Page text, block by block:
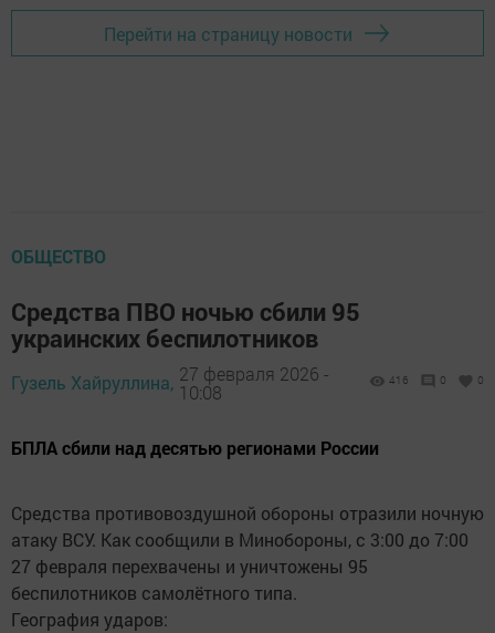
Перейти на страницу новости
ОБЩЕСТВО
Средства ПВО ночью сбили 95
украинских беспилотников
Гузель Хайруллина, 27 февраля 2026 -
10:08
416 0 0
БПЛА сбили над десятью регионами России
Средства противовоздушной обороны отразили ночную
атаку ВСУ. Как сообщили в Минобороны, с 3:00 до 7:00
27 февраля перехвачены и уничтожены 95
беспилотников самолётного типа.
География ударов: